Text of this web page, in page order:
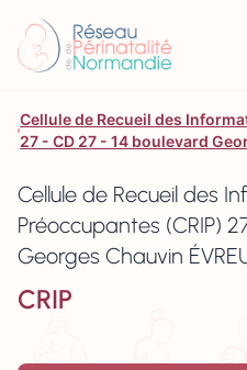
Cellule de Recueil des
27 - CD 27 - 14 boulevard
Cellule de Recueil des
Préoccupantes (CRIP)
Georges Chauvin
CRIP